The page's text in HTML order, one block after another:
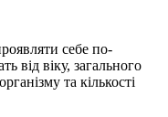
себе по-
від віку, загального
та кількості